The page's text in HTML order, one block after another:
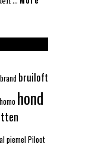
brand bruiloft
homo hond
piemelPiloot